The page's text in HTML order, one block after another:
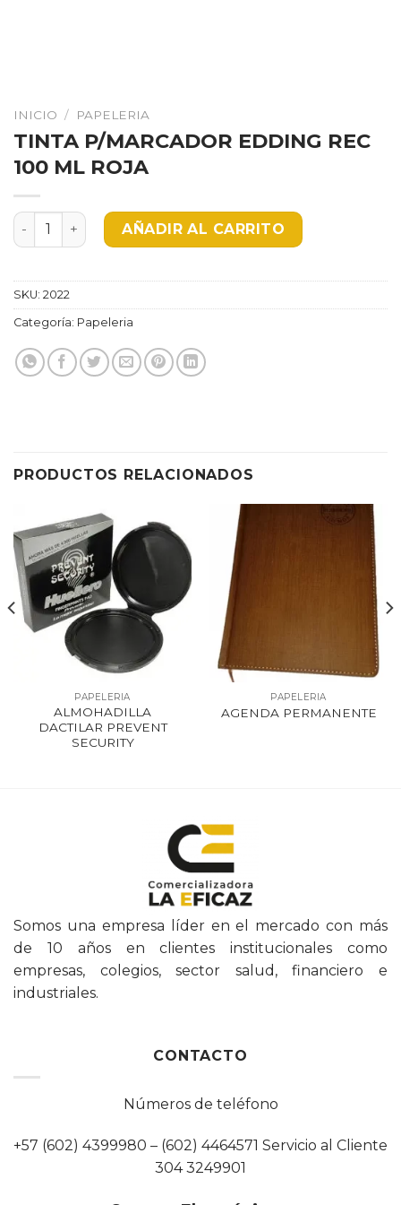
INICIO / PAPELERIA
TINTA P/MARCADOR EDDING REC
100 ML ROJA
TINTA P/MARCADOR EDDING REC 100 ML ROJA cantidad
AÑADIR AL CARRITO
SKU: 2022
Categoría: Papeleria
PRODUCTOS RELACIONADOS
PAPELERIA
ALMOHADILLA
DACTILAR PREVENT
SECURITY
PAPELERIA
AGENDA PERMANENTE
Somos una empresa líder en el mercado con más
de 10 años en clientes institucionales como
empresas, colegios, sector salud, financiero e
industriales.
CONTACTO
Números de teléfono
+57 (602) 4399980 – (602) 4464571 Servicio al Cliente
304 3249901